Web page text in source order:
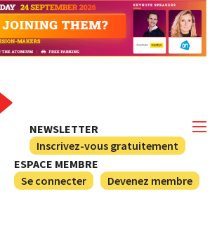
NEWSLETTER
Inscrivez-vous gratuitement
ESPACE MEMBRE
Se connecter
Devenez membre